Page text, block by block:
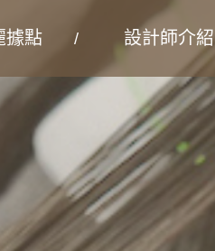
據點 設計師介紹